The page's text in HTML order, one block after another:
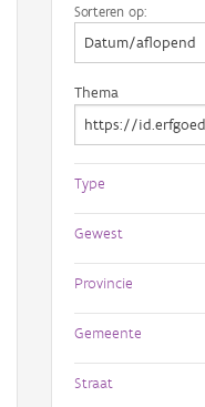
Sorteren op:
Thema
Type
Gewest
Provincie
Gemeente
Straat